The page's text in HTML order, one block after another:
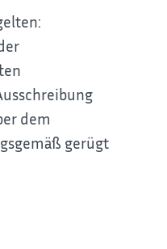
dem
gerügt